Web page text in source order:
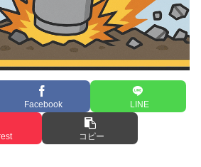
Facebook LINE
コピー